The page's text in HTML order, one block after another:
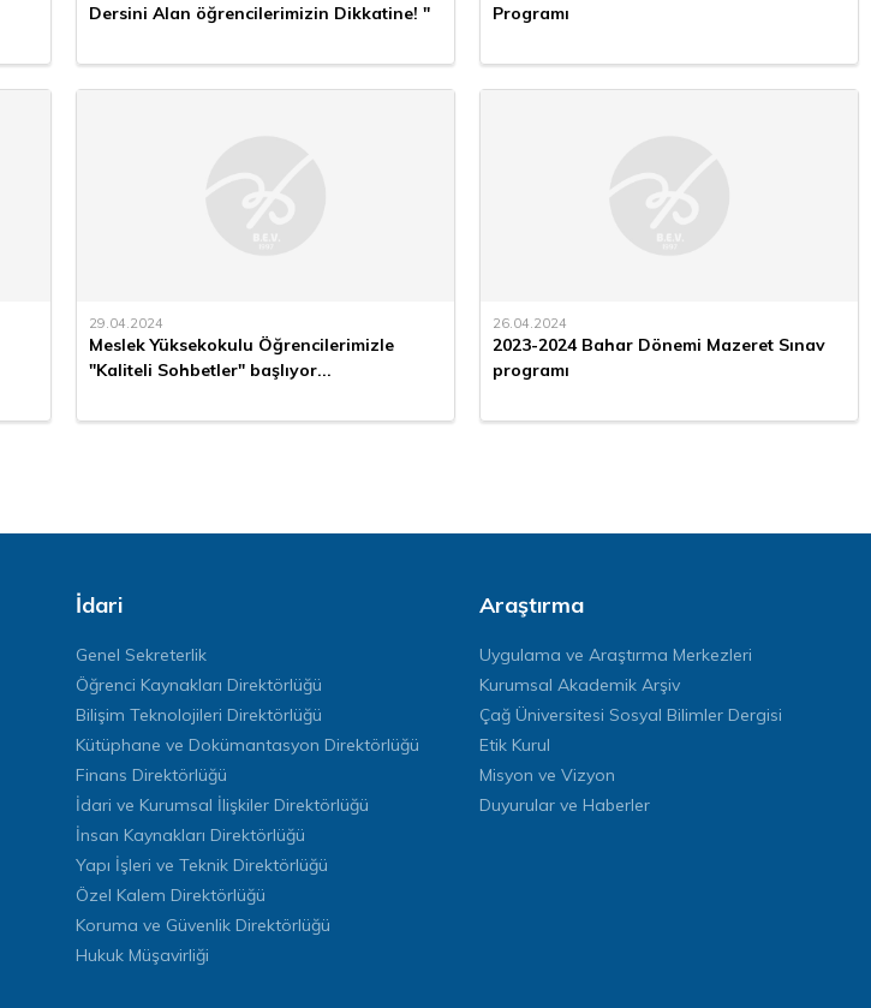
Dersini Alan öğrencilerimizin Dikkatine! "
Programı
29.04.2024
Meslek Yüksekokulu Öğrencilerimizle
"Kaliteli Sohbetler" başlıyor...
26.04.2024
2023-2024 Bahar Dönemi Mazeret Sınav
programı
İdari
Genel Sekreterlik
Öğrenci Kaynakları Direktörlüğü
Bilişim Teknolojileri Direktörlüğü
Kütüphane ve Dokümantasyon Direktörlüğü
Finans Direktörlüğü
İdari ve Kurumsal İlişkiler Direktörlüğü
İnsan Kaynakları Direktörlüğü
Yapı İşleri ve Teknik Direktörlüğü
Özel Kalem Direktörlüğü
Koruma ve Güvenlik Direktörlüğü
Hukuk Müşavirliği
Araştırma
Uygulama ve Araştırma Merkezleri
Kurumsal Akademik Arşiv
Çağ Üniversitesi Sosyal Bilimler Dergisi
Etik Kurul
Misyon ve Vizyon
Duyurular ve Haberler